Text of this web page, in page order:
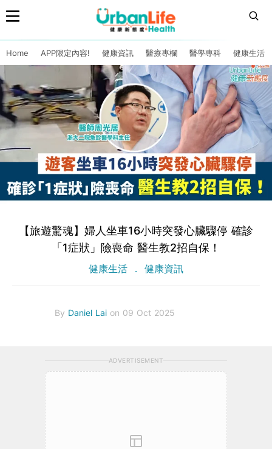
Home APP限定內容! 健康資訊 醫療專欄 醫學專科 健康生活
【旅遊驚魂】婦人坐車16小時突發心臟驟停 確診
「1症狀」險喪命 醫生教2招自保！
健康生活 健康資訊
By Daniel Lai on 09 Oct 2025
ADVERTISEMENT